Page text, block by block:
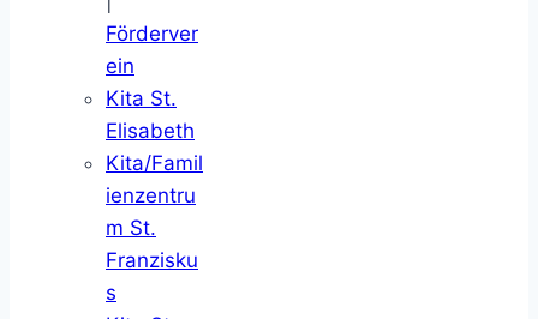
Förderver
ein
Kita St.
Elisabeth
Kita/Famil
ienzentru
m St.
Franzisku
s